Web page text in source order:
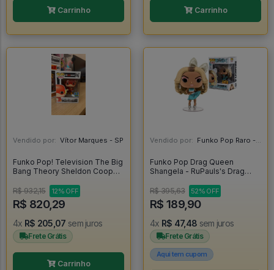
Carrinho Carrinho
Vendido por: Vítor Marques - SP
Funko Pop! Television The Big
Bang Theory Sheldon Cooper
R$ 932,15 12% OFF
R$ 820,29
4x R$ 205,07 sem juros
Frete Grátis
Carrinho
Vendido por: Funko Pop Raro - SP
Funko Pop Drag Queen
Shangela - RuPauls's Drag
R$ 395,63
52% OFF
R$ 189,90
4x R$ 47,48 sem juros
Frete Grátis
Aqui tem cupom